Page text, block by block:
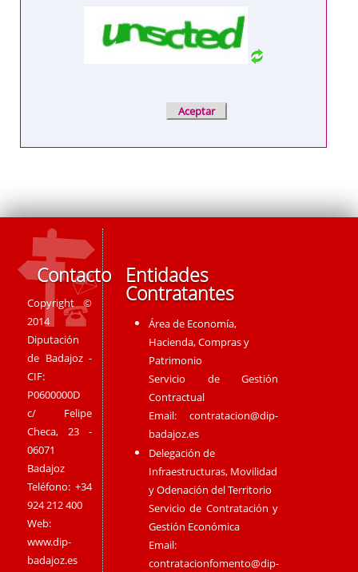
Contacto
Copyright ©
2014
Diputación
de Badajoz -
CIF:
P0600000D
c/ Felipe
Checa, 23 -
06071
Badajoz
Teléfono: +34
924 212 400
Web:
www.dip-
badajoz.es
Entidades
Contratantes
Área de Economía,
Hacienda, Compras y
Patrimonio
Servicio de Gestión
Contractual
Email:contratacion@dip-
badajoz.es
Delegación de
Infraestructuras, Movilidad
y Odenación del Territorio
Servicio de Contratación y
Gestión Económica
Email:
contratacionfomento@dip-